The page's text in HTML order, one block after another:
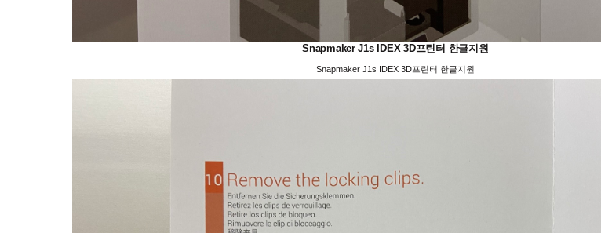
Snapmaker J1s IDEX 3D프린터 한글지원
Snapmaker J1s IDEX 3D프린터 한글지원